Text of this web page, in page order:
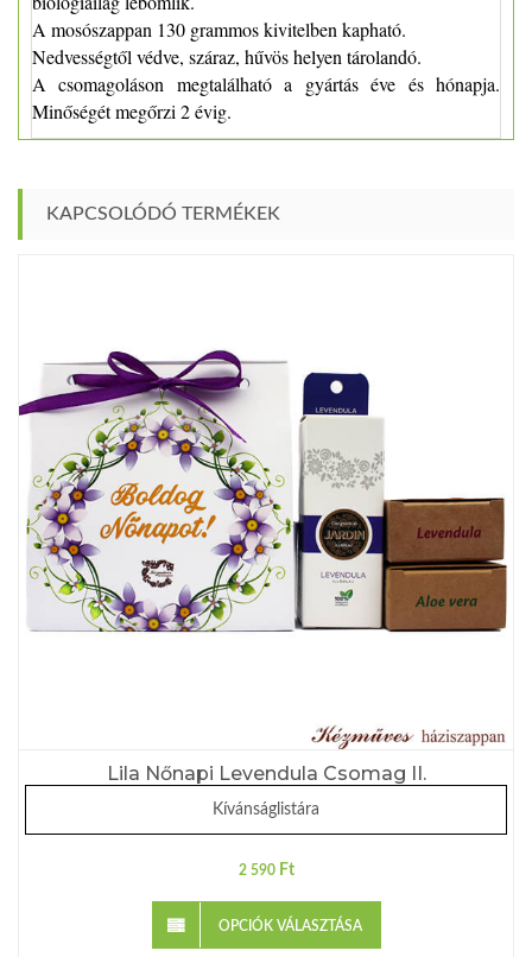
A mosószappan 130 grammos kivitelben kapható.
Nedvességtől védve, száraz, hűvös helyen tárolandó.
A csomagoláson megtalálható a gyártás éve és hónapja.
Minőségét megőrzi 2 évig.
KAPCSOLÓDÓ TERMÉKEK
Lila Nőnapi Levendula Csomag II.
Kívánságlistára
2 590 Ft
OPCIÓK VÁLASZTÁSA